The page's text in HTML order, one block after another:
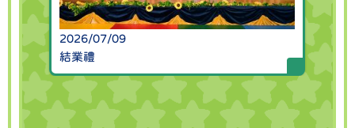
2026/03/21
【匠心指尖，樂在親情】手指滑板親子工作
坊
2026/03/18
小一成長適應活動【小一半歲宴】
2026/07/09
結業禮